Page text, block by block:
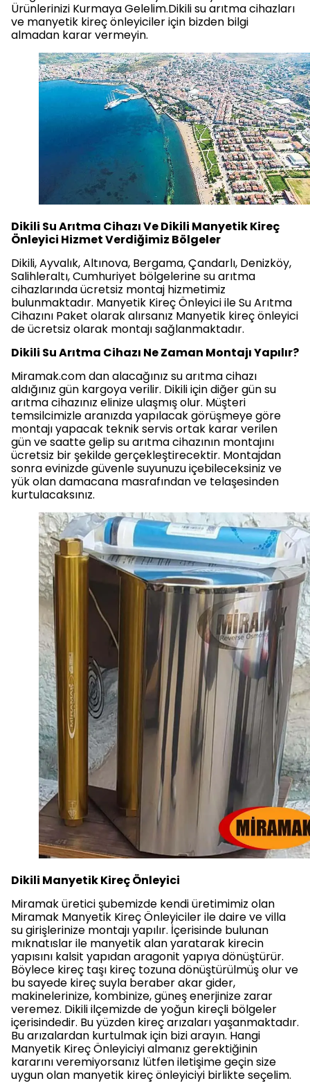
Ürünlerinizi Kurmaya Gelelim.Dikili su arıtma cihazları
ve manyetik kireç önleyiciler için bizden bilgi
almadan karar vermeyin.
Dikili Su Arıtma Cihazı Ve Dikili Manyetik Kireç
Önleyici Hizmet Verdiğimiz Bölgeler
Dikili, Ayvalık, Altınova, Bergama, Çandarlı, Denizköy,
Salihleraltı, Cumhuriyet bölgelerine su arıtma
cihazlarında ücretsiz montaj hizmetimiz
bulunmaktadır. Manyetik Kireç Önleyici ile Su Arıtma
Cihazını Paket olarak alırsanız Manyetik kireç önleyici
de ücretsiz olarak montajı sağlanmaktadır.
Dikili Su Arıtma Cihazı Ne Zaman Montajı Yapılır?
Miramak.com dan alacağınız su arıtma cihazı
aldığınız gün kargoya verilir. Dikili için diğer gün su
arıtma cihazınız elinize ulaşmış olur. Müşteri
temsilcimizle aranızda yapılacak görüşmeye göre
montajı yapacak teknik servis ortak karar verilen
gün ve saatte gelip su arıtma cihazının montajını
ücretsiz bir şekilde gerçekleştirecektir. Montajdan
sonra evinizde güvenle suyunuzu içebileceksiniz ve
yük olan damacana masrafından ve telaşesinden
kurtulacaksınız.
Dikili Manyetik Kireç Önleyici
Miramak üretici şubemizde kendi üretimimiz olan
Miramak Manyetik Kireç Önleyiciler ile daire ve villa
su girişlerinize montajı yapılır. İçerisinde bulunan
mıknatıslar ile manyetik alan yaratarak kirecin
yapısını kalsit yapıdan aragonit yapıya dönüştürür.
Böylece kireç taşı kireç tozuna dönüştürülmüş olur ve
bu sayede kireç suyla beraber akar gider,
makinelerinize, kombinize, güneş enerjinize zarar
veremez. Dikili ilçemizde de yoğun kireçli bölgeler
içerisindedir. Bu yüzden kireç arızaları yaşanmaktadır.
Bu arızalardan kurtulmak için bizi arayın. Hangi
Manyetik Kireç Önleyiciyi almanız gerektiğinin
kararını veremiyorsanız lütfen iletişime geçin size
uygun olan manyetik kireç önleyiciyi birlikte seçelim.